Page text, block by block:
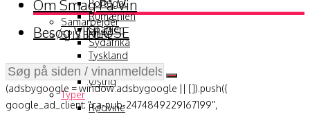
Portugal
Rumænien
Spanien
Sydafrika
Tyskland
USA
Østrig
Typer
Rødvine
Om Smag På Vin
Samarbejder
SPIS BEDRE
Besøg VINLØSE
(adsbygoogle = window.adsbygoogle || []).push({
google_ad_client: "ca-pub-2474849229167199",